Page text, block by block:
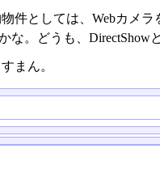
件としては、Webカメ
な。どうも、
まん。